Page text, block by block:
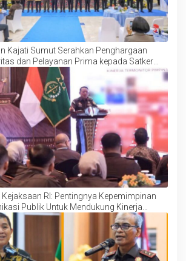
Kajati Sumut Serahkan Penghargaan
dan Pelayanan Prima kepada Satker
RI: Pentingnya Kepemimpinan
Publik Untuk Mendukung Kinerja
Pidana Khusus